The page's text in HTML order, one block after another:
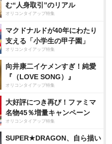
む“人身取引”のリアル
オリコンタイアップ特集
マクドナルドが40年にわたり
支える「小学生の甲子園」
オリコンタイアップ特集
向井康二イケメンすぎ！純愛
『（LOVE SONG）』
オリコンタイアップ特集
大好評につき再び！ファミマ
名物45％増量キャンペーン
オリコンタイアップ特集
SUPER★DRAGON、自ら描い